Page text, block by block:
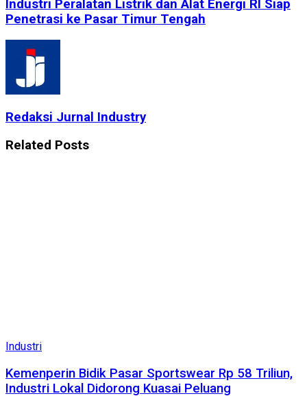
Industri Peralatan Listrik dan Alat Energi RI Siap
Penetrasi ke Pasar Timur Tengah
Redaksi Jurnal Industry
Related Posts
Industri
Kemenperin Bidik Pasar Sportswear Rp 58 Triliun,
Industri Lokal Didorong Kuasai Peluang